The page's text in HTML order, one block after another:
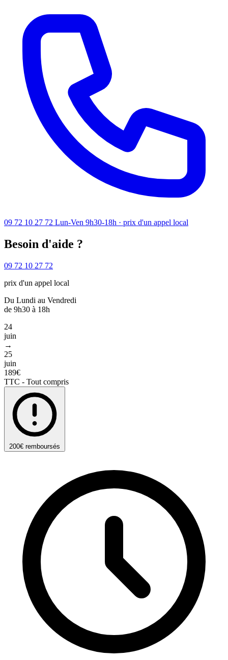
09 72 10 27 72 Lun-Ven 9h30-18h · prix d'un appel local
Besoin d'aide ?
09 72 10 27 72
prix d'un appel local
Du Lundi au Vendredi
de 9h30 à 18h
24
juin
→
25
juin
189€
TTC - Tout compris
200€ remboursés